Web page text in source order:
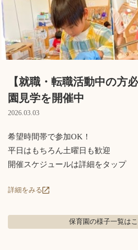
Language
ホーム
利用
プライバシーポリ
【就職・転職活動中の方
園見学を開催中
2026.03.03
希望時間帯で参加OK！
平日はもちろん土曜日も歓迎
開催スケジュールは詳細をタップ
詳細をみる
保育園の様子一覧は